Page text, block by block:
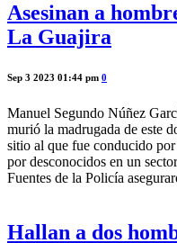
Asesinan a
La Guajira
Sep 3 2023 01:44 pm 0
Manuel Segundo Núñez
murió la madrugada de este
sitio al que fue conducido
por desconocidos en un
Fuentes de la Policía
Hallan a dos